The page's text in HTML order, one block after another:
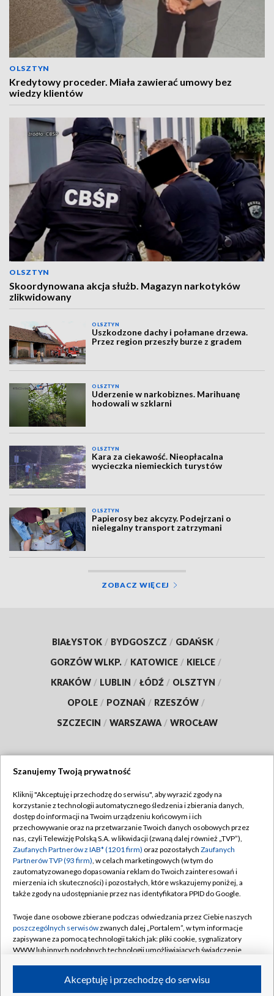
OLSZTYN
Kredytowy proceder. Miała zawierać umowy bez
wiedzy klientów
OLSZTYN
Skoordynowana akcja służb. Magazyn narkotyków
zlikwidowany
OLSZTYN
Uszkodzone dachy i połamane drzewa.
Przez region przeszły burze z gradem
OLSZTYN
Uderzenie w narkobiznes. Marihuanę
hodowali w szklarni
OLSZTYN
Kara za ciekawość. Nieopłacalna
wycieczka niemieckich turystów
OLSZTYN
Papierosy bez akcyzy. Podejrzani o
nielegalny transport zatrzymani
ZOBACZ WIĘCEJ
BIAŁYSTOK / BYDGOSZCZ / GDAŃSK /
GORZÓW WLKP. / KATOWICE / KIELCE /
KRAKÓW / LUBLIN / ŁÓDŹ / OLSZTYN /
OPOLE / POZNAŃ / RZESZÓW /
SZCZECIN / WARSZAWA / WROCŁAW
TVP
Abonament TVP
Emisja w TVP
Centrum informacji TVP
Naziemna Telewizja Cyfrowa
Rada Programowa
System NOS
Informacje o nadawcy
Program dla prasy
Regulamin TVP
Polityka prywatności
Moje zgody
Pomoc
Kontakt
Kanały
Szanujemy Twoją prywatność
Kliknij "Akceptuję i przechodzę do serwisu", aby wyrazić zgody na
korzystanie z technologii automatycznego śledzenia i zbierania danych,
dostęp do informacji na Twoim urządzeniu końcowym i ich
przechowywanie oraz na przetwarzanie Twoich danych osobowych przez
nas, czyli Telewizję Polską S.A. w likwidacji (zwaną dalej również „TVP”),
Zaufanych Partnerów z IAB* (1201 firm) oraz pozostałych Zaufanych
Partnerów TVP (93 firm), w celach marketingowych (w tym do
zautomatyzowanego dopasowania reklam do Twoich zainteresowań i
mierzenia ich skuteczności) i pozostałych, które wskazujemy poniżej, a
także zgody na udostępnianie przez nas identyfikatora PPID do Google.
Twoje dane osobowe zbierane podczas odwiedzania przez Ciebie naszych
poszczególnych serwisówzwanych dalej „Portalem”, w tym informacje
zapisywane za pomocą technologii takich jak: pliki cookie, sygnalizatory
WWW lub innych podobnych technologii umożliwiających świadczenie
ruchu w Internecie.Akceptuję i przechodzę do serwisu